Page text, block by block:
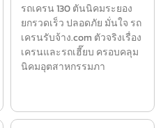
รถเครน 130 ตันนิคมระยอง
ยกรวดเร็ว ปลอดภัย มั่นใจ รถ
เครนรับจ้าง.com ตัวจริงเรื่อง
เครนและรถเฮี๊ยบ ครอบคลุม
นิคมอุตสาหกรรมภา